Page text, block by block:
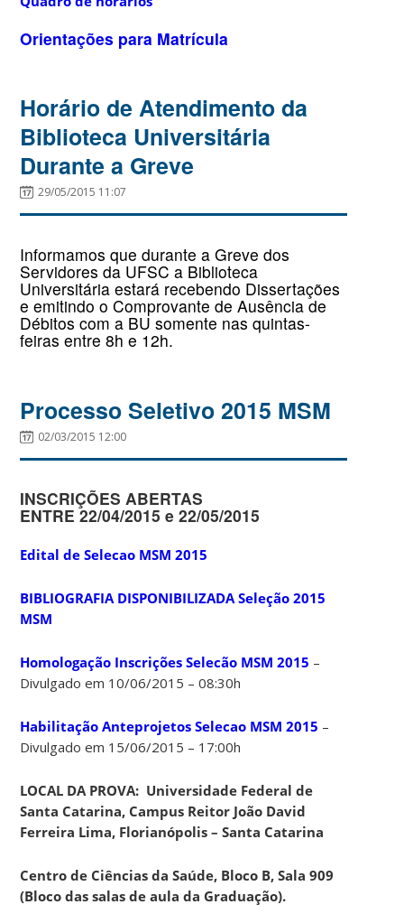
Orientações para Matrícula
Horário de Atendimento da
Biblioteca Universitária
Durante a Greve
29/05/2015 11:07
Informamos que durante a Greve dos
Servidores da UFSC a Biblioteca
Universitária estará recebendo Dissertações
e emitindo o Comprovante de Ausência de
Débitos com a BU somente nas quintas-
feiras entre 8h e 12h.
Processo Seletivo 2015 MSM
02/03/2015 12:00
INSCRIÇÕES ABERTAS
ENTRE 22/04/2015 e 22/05/2015
Edital de Selecao MSM 2015
BIBLIOGRAFIA DISPONIBILIZADA Seleção 2015
MSM
Homologação Inscrições Selecão MSM 2015 –
Divulgado em 10/06/2015 – 08:30h
Habilitação Anteprojetos Selecao MSM 2015 –
Divulgado em 15/06/2015 – 17:00h
LOCAL DA PROVA: Universidade Federal de
Santa Catarina, Campus Reitor João David
Ferreira Lima, Florianópolis – Santa Catarina
Centro de Ciências da Saúde, Bloco B, Sala 909
(Bloco das salas de aula da Graduação).